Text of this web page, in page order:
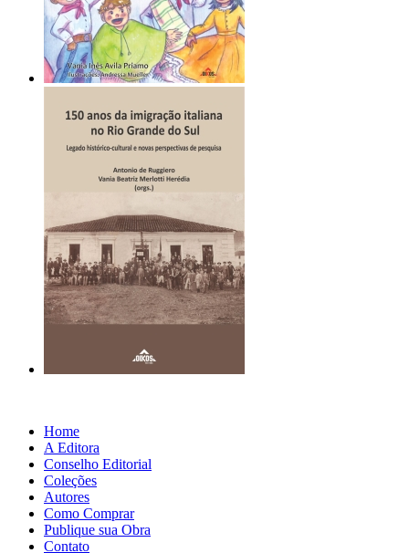
Home
A Editora
Conselho Editorial
Coleções
Autores
Como Comprar
Publique sua Obra
Contato